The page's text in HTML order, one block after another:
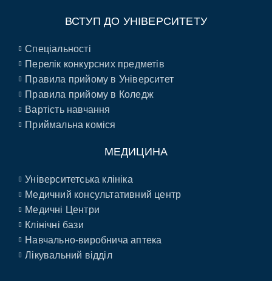
ВСТУП ДО УНІВЕРСИТЕТУ
Спеціальності
Перелік конкурсних предметів
Правила прийому в Університет
Правила прийому в Коледж
Вартість навчання
Приймальна коміся
МЕДИЦИНА
Університетська клініка
Медичний консультативний центр
Медичні Центри
Клінічні бази
Навчально-виробнича аптека
Лікувальний відділ